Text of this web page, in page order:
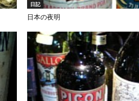
日記
日本の夜明